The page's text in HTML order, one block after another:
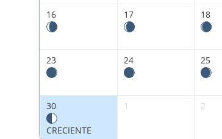
16 17 18
23
24 25
30
CRECIENTE
1 2